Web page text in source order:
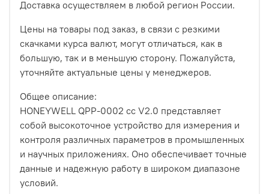
Доставка осуществляем в любой регион России.
Цены на товары под заказ, в связи с резкими
скачками курса валют, могут отличаться, как в
большую, так и в меньшую сторону. Пожалуйста,
уточняйте актуальные цены у менеджеров.
Общее описание:
HONEYWELL QPP-0002 cc V2.0 представляет
собой высокоточное устройство для измерения и
контроля различных параметров в промышленных
и научных приложениях. Оно обеспечивает точные
данные и надежную работу в широком диапазоне
условий.